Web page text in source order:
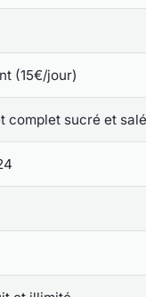
(15€/jour)
complet sucré et salé